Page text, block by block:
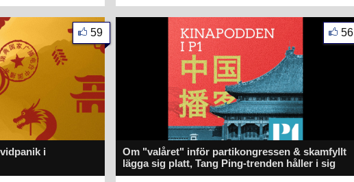
i
59
Om "valåret" inför partikongressen & skamfyllt
lägga sig platt, Tang Ping-trenden håller i sig
56